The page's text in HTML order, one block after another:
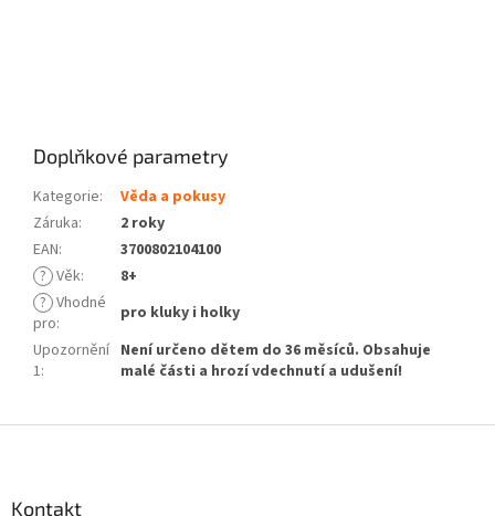
Doplňkové parametry
Kategorie:
Věda a pokusy
Záruka:
2 roky
EAN:
3700802104100
? Věk:
8+
? Vhodné
pro:
pro kluky i holky
Upozornění
1:
Není určeno dětem do 36 měsíců. Obsahuje
malé části a hrozí vdechnutí a udušení!
Kontakt